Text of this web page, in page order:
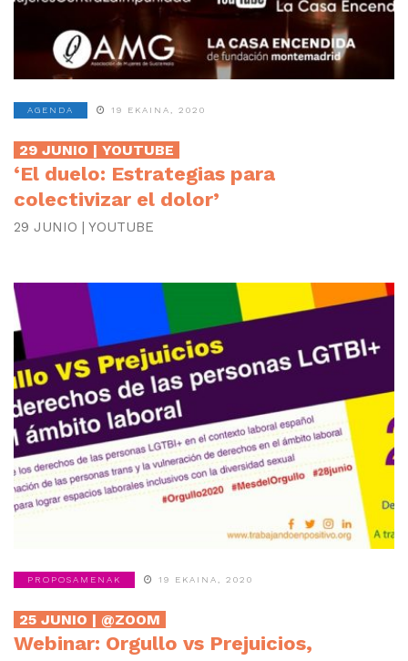
AGENDA 19 EKAINA, 2020
29 JUNIO | YOUTUBE
‘El duelo: Estrategias para
colectivizar el dolor’
29 JUNIO | YOUTUBE
PROPOSAMENAK 19 EKAINA, 2020
25 JUNIO | @ZOOM
Webinar: Orgullo vs Prejuicios,